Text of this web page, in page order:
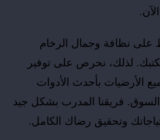
على نظافة وجمال الرخام
لذلك، نحرص على توفير
الأرضيات بأحدث الأدوات
السوق. فريقنا المدرب بشكل جيد
وتحقيق رضاك الكامل.